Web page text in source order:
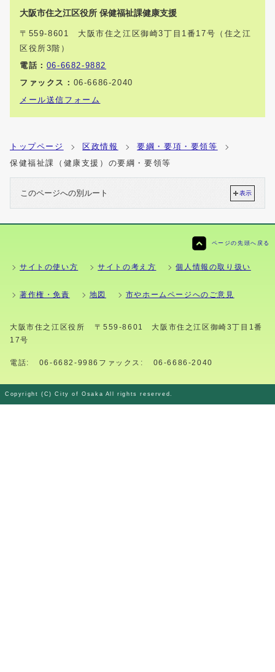
大阪市住之江区役所 保健福祉課健康支援
〒559-8601 大阪市住之江区御崎3丁目1番17号（住之江
区役所3階）
電話： 06-6682-9882
ファックス： 06-6686-2040
メール送信フォーム
トップページ 区政情報
要綱・要項・要領等
保健福祉課（健康支援）の要綱・要領等
このページへの別ルート 表示
ページの先頭へ戻る
サイトの使い方 サイトの考え方 個人情報の取り扱い
著作権・免責 地図 市やホームページへのご意見
大阪市住之江区役所
〒559-8601 大阪市住之江区御崎3丁目1番
17号
電話: 06-6682-9986 ファックス: 06-6686-2040
Copyright (C) City of Osaka All rights reserved.